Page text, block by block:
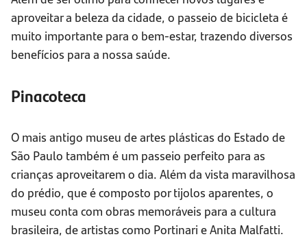
aproveitar a beleza da cidade, o passeio de bicicleta é
muito importante para o bem-estar, trazendo diversos
benefícios para a nossa saúde.
Pinacoteca
O mais antigo museu de artes plásticas do Estado de
São Paulo também é um passeio perfeito para as
crianças aproveitarem o dia. Além da vista maravilhosa
do prédio, que é composto por tijolos aparentes, o
museu conta com obras memoráveis para a cultura
brasileira, de artistas como Portinari e Anita Malfatti.